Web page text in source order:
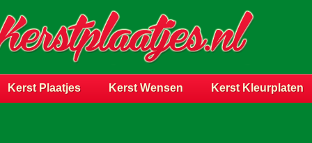
Kerst Plaatjes Kerst Wensen Kerst Kleurplaten